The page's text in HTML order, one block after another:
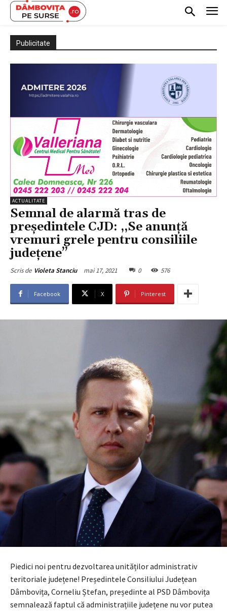
Publicitate
ACTUALITATE
Semnal de alarmă tras de
președintele CJD: ,,Se anunță
vremuri grele pentru consiliile
județene’’
Scris de Violeta Stanciu mai 17, 2021 0 576
Facebook X Pinterest
Piedici noi pentru dezvoltarea unităților administrativ
teritoriale județene! Președintele Consiliului Județean
Dâmbovița, Corneliu Ștefan, președinte al PSD Dâmbovița
semnalează faptul că administrațiile județene nu vor putea